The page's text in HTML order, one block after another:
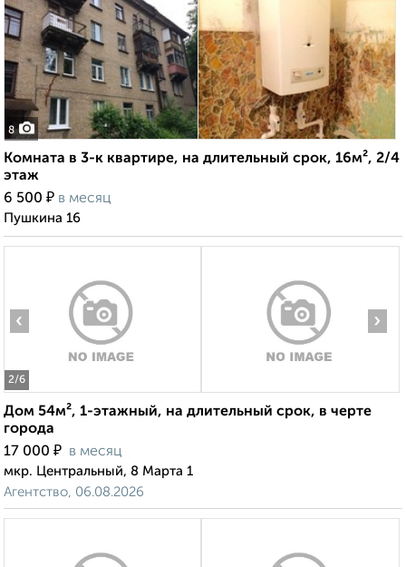
8
Комната в 3-к квартире, на длительный срок, 16м², 2/4
этаж
6 500 ₽ в месяц
Пушкина 16
2/6
‹ ›
Дом 54м², 1-этажный, на длительный срок, в черте
города
17 000 ₽ в месяц
мкр. Центральный, 8 Марта 1
Агентство, 06.08.2026